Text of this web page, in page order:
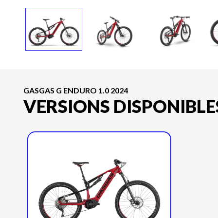
GASGAS G ENDURO 1.0 2024
VERSIONS